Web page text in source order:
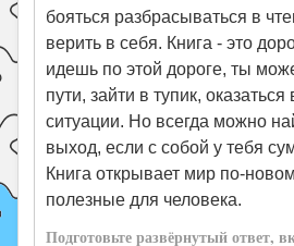
бояться разбрасываться в
верить в себя. Книга - это
идешь по этой дороге, ты
пути, зайти в тупик,
ситуации. Но всегда можно
выход, если с собой у тебя
Книга открывает мир по-
полезные для человека.
Подготовьте развёрнутый ответ,